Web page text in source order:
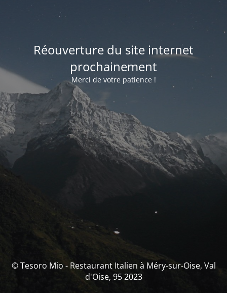
Réouverture du site internet
prochainement
Merci de votre patience !
© Tesoro Mio - Restaurant Italien à Méry-sur-Oise, Val
d'Oise, 95 2023